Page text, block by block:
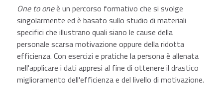
One to oneè un percorso formativo che si svolge
singolarmente ed è basato sullo studio di materiali
specifici che illustrano quali siano le cause della
personale scarsa motivazione oppure della ridotta
efficienza. Con esercizi e pratiche la persona è allenata
nell'applicare i dati appresi al fine di ottenere il drastico
miglioramento dell'efficienza e del livello di motivazione.